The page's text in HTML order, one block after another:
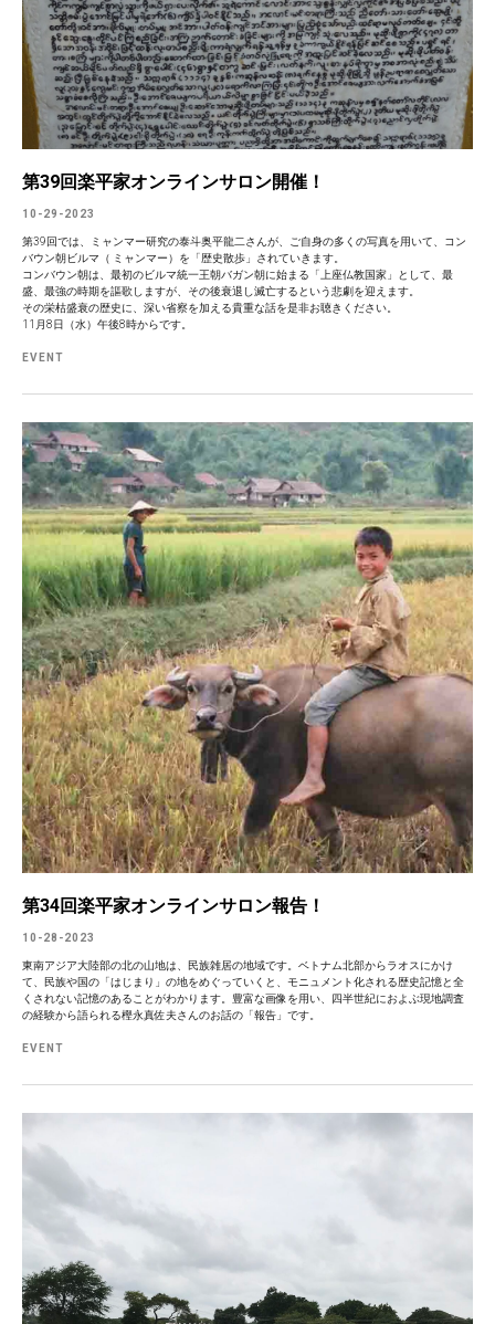
第39回楽平家オンラインサロン開催！
10-29-2023
第39回では、ミャンマー研究の泰斗奥平龍二さんが、ご自身の多くの写真を用いて、コン
バウン朝ビルマ（ ミャンマー）を「歴史散歩」されていきます。
コンバウン朝は、最初のビルマ統一王朝バガン朝に始まる「上座仏教国家」として、最
盛、最強の時期を謳歌しますが、その後衰退し滅亡するという悲劇を迎えます。
その栄枯盛衰の歴史に、深い省察を加える貴重な話を是非お聴きください。
11月8日（水）午後8時からです。
EVENT
第34回楽平家オンラインサロン報告！
10-28-2023
東南アジア大陸部の北の山地は、民族雑居の地域です。ベトナム北部からラオスにかけ
て、民族や国の「はじまり」の地をめぐっていくと、モニュメント化される歴史記憶と全
くされない記憶のあることがわかります。豊富な画像を用い、四半世紀におよぶ現地調査
の経験から語られる樫永真佐夫さんのお話の「報告」です。
EVENT